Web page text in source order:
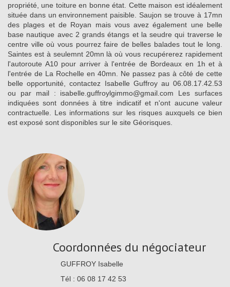
propriété, une toiture en bonne état. Cette maison est idéalement
située dans un environnement paisible. Saujon se trouve à 17mn
des plages et de Royan mais vous avez également une belle
base nautique avec 2 grands étangs et la seudre qui traverse le
centre ville où vous pourrez faire de belles balades tout le long.
Saintes est à seulemnt 20mn là où vous recupérerez rapidement
l'autoroute A10 pour arriver à l'entrée de Bordeaux en 1h et à
l'entrée de La Rochelle en 40mn. Ne passez pas à côté de cette
belle opportunité, contactez Isabelle Guffroy au 06.08.17.42.53
ou par mail : isabelle.guffroylgimmo@gmail.com Les surfaces
indiquées sont données à titre indicatif et n'ont aucune valeur
contractuelle. Les informations sur les risques auxquels ce bien
est exposé sont disponibles sur le site Géorisques.
Coordonnées du négociateur
GUFFROY Isabelle
Tél : 06 08 17 42 53